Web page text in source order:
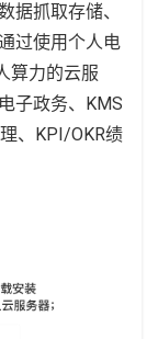
据抓取存储、
过使用个人电
算力的云服
子政务、KMS
、KPI/OKR绩